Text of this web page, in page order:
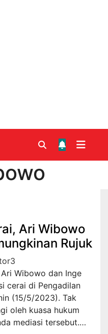
Ari Wibowo
Rujuk
Ari Wibowo dan Inge
cerai di Pengadilan
(15/5/2023). Tak
oleh kuasa hukum
mediasi tersebut.…